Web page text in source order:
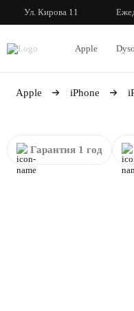
Ул. Кирова 11
Apple
Apple iPhone
Гарантия 1 год